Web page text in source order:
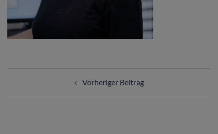
Vorheriger Beitrag